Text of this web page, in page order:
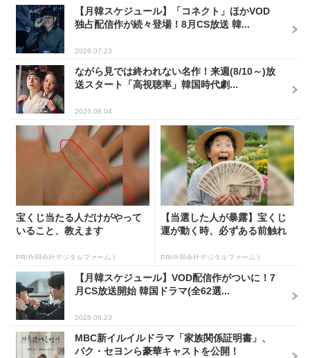
【月韓スケジュール】「コネクト」ほかVOD
独占配信作が続々登場！8月CS放送 韓...
2026.07.23
ながら見では終われない名作！来週(8/10～)放
送スタート「高視聴率」韓国時代劇...
2026.08.04
宝くじ当たる人だけがやって
いること、教えます
PR(合同会社デジタルファーム )
【当選した人が暴露】宝くじ
運が動く時、必ずある前触れ
PR(合同会社デジタルファーム )
【月韓スケジュール】VOD配信作がついに！7
月CS放送開始 韓国ドラマ(全62選...
2026.06.23
MBC新イルイルドラマ「家族関係証明書」、
パク・セヨンら豪華キャストを公開！